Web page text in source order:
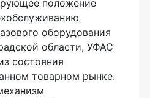
положение
оборудования
области, УФАС
состояния
товарном рынке.